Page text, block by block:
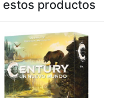
productos